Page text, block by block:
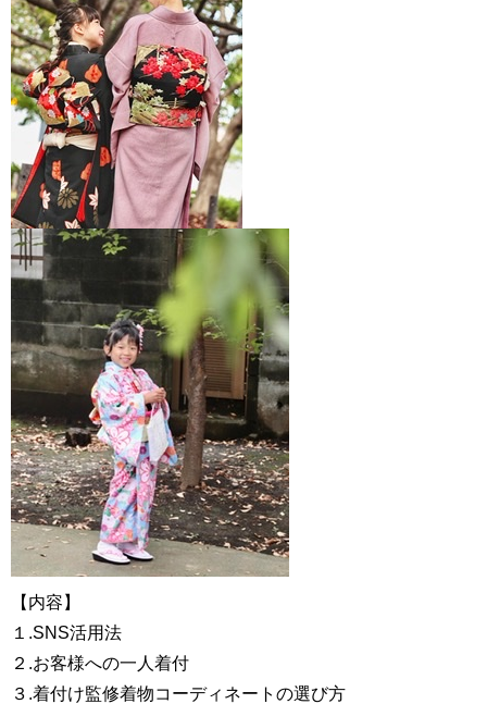
【内容】
１.SNS活用法
２.お客様への一人着付
３.着付け監修着物コーディネートの選び方